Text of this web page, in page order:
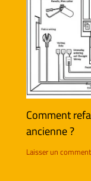
Comment
ancienne ?
Laisser un